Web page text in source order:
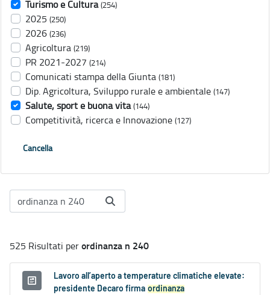
Turismo e Cultura (254)
2025 (250)
2026 (236)
Agricoltura (219)
PR 2021-2027 (214)
Comunicati stampa della Giunta (181)
Dip. Agricoltura, Sviluppo rurale e ambientale (147)
Salute, sport e buona vita (144)
Competitività, ricerca e Innovazione (127)
Cancella
525 Risultati perordinanza n 240
Lavoro all’aperto a temperature climatiche elevate:
presidente Decaro firma ordinanza